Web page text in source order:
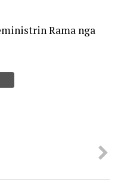
Rama nga